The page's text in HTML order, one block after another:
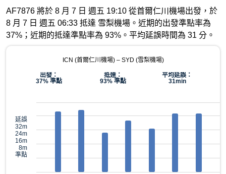
AF7876 將於 8 月 7 日 週五 19:10 從首爾仁川機場出發，於
8 月 7 日 週五 06:33 抵達 雪梨機場。近期的出發準點率為
37%；近期的抵達準點率為 93%。平均延誤時間為 31 分。
ICN (首爾仁川機場) – SYD (雪梨機場)
出發：
37% 準點
抵達：
93% 準點
平均延誤：
31min
延誤
32m
24m
16m
8m
準點